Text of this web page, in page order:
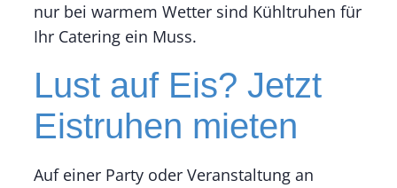
nur bei warmem Wetter sind Kühltruhen für
Ihr Catering ein Muss.
Lust auf Eis? Jetzt
Eistruhen mieten
Auf einer Party oder Veranstaltung an